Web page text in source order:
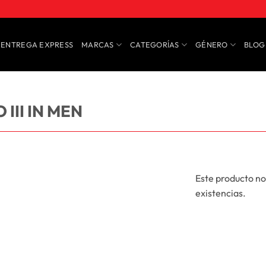
ENTREGA EXPRESS MARCAS CATEGORÍAS GÉNERO BLOG
III IN MEN
Este producto
existencias.